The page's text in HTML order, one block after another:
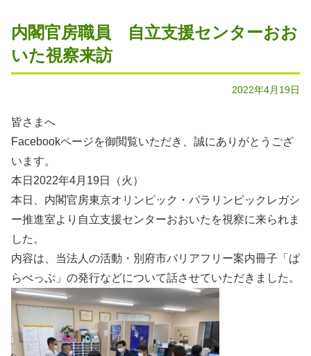
内閣官房職員 自立支援センターおお
いた視察来訪
2022年4月19日
皆さまへ
Facebookページを御閲覧いただき、誠にありがとうござ
います。
本日2022年4月19日（火）
本日、内閣官房東京オリンピック・パラリンピックレガシ
ー推進室より自立支援センターおおいたを視察に来られま
した。
内容は、当法人の活動・別府市バリアフリー案内冊子「ぱ
らべっぷ」の発行などについて話させていただきました。